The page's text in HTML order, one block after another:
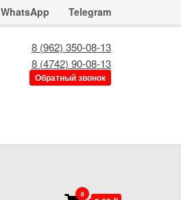
WhatsApp Telegram
8 (962) 350-08-13
8 (4742) 90-08-13
Обратный звонок
0